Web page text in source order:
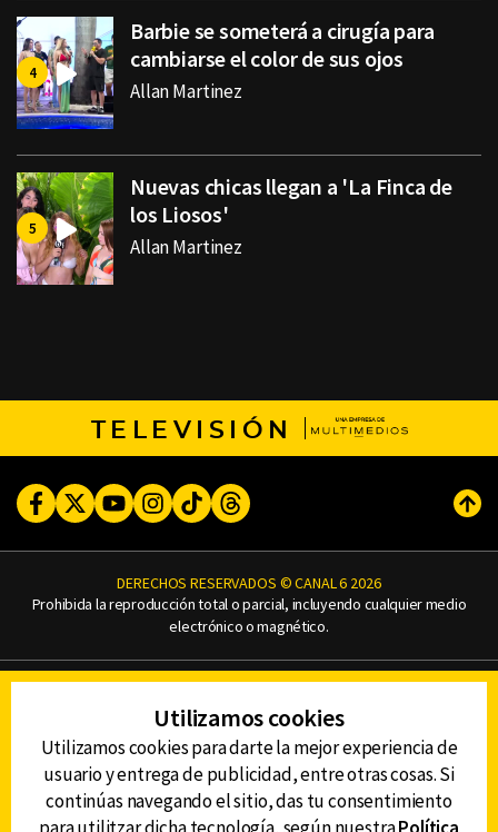
Barbie se someterá a cirugía para
cambiarse el color de sus ojos
Allan Martinez
Nuevas chicas llegan a 'La Finca de
los Liosos'
Allan Martinez
TELEVISIÓN
FacebookTwitterYoutubeInstagram
TikTokThreads
DERECHOS RESERVADOS © CANAL 6 2026
Prohibida la reproducción total o parcial, incluyendo cualquier medio
electrónico o magnético.
AVISO DE PRIVACIDAD
AVISO LEGAL
DEFENSORÍA DE LAS AUDIENCIAS
Utilizamos cookies
Utilizamos cookies para darte la mejor experiencia de
usuario y entrega de publicidad, entre otras cosas. Si
continúas navegando el sitio, das tu consentimiento